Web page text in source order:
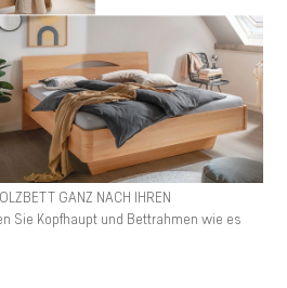
GANZ NACH IHREN
Sie Kopfhaupt und Bettrahmen wie es